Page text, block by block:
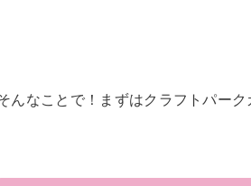
んなことで！まずはクラフトパー